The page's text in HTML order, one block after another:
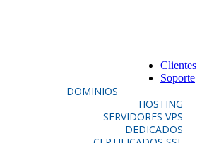
Clientes
Soporte
DOMINIOS
HOSTING
SERVIDORES VPS
DEDICADOS